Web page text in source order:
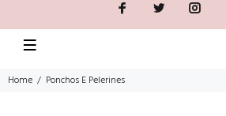
Home Ponchos E Pelerines